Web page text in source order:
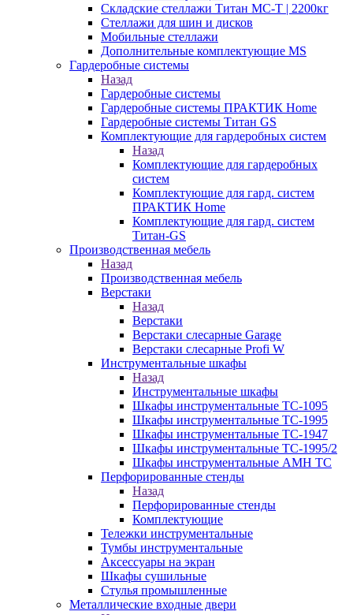
Складские стеллажи Титан МС-Т | 2200кг
Стеллажи для шин и дисков
Мобильные стеллажи
Дополнительные комплектующие MS
Гардеробные системы
Назад
Гардеробные системы
Гардеробные системы ПРАКТИК Home
Гардеробные системы Титан GS
Комплектующие для гардеробных систем
Назад
Комплектующие для гардеробных
систем
Комплектующие для гард. систем
ПРАКТИК Home
Комплектующие для гард. систем
Титан-GS
Производственная мебель
Назад
Производственная мебель
Верстаки
Назад
Верстаки
Верстаки слесарные Garage
Верстаки слесарные Profi W
Инструментальные шкафы
Назад
Инструментальные шкафы
Шкафы инструментальные TC-1095
Шкафы инструментальные TC-1995
Шкафы инструментальные TC-1947
Шкафы инструментальные TC-1995/2
Шкафы инструментальные AMH TC
Перфорированные стенды
Назад
Перфорированные стенды
Комплектующие
Тележки инструментальные
Тумбы инструментальные
Аксессуары на экран
Шкафы сушильные
Стулья промышленные
Металлические входные двери